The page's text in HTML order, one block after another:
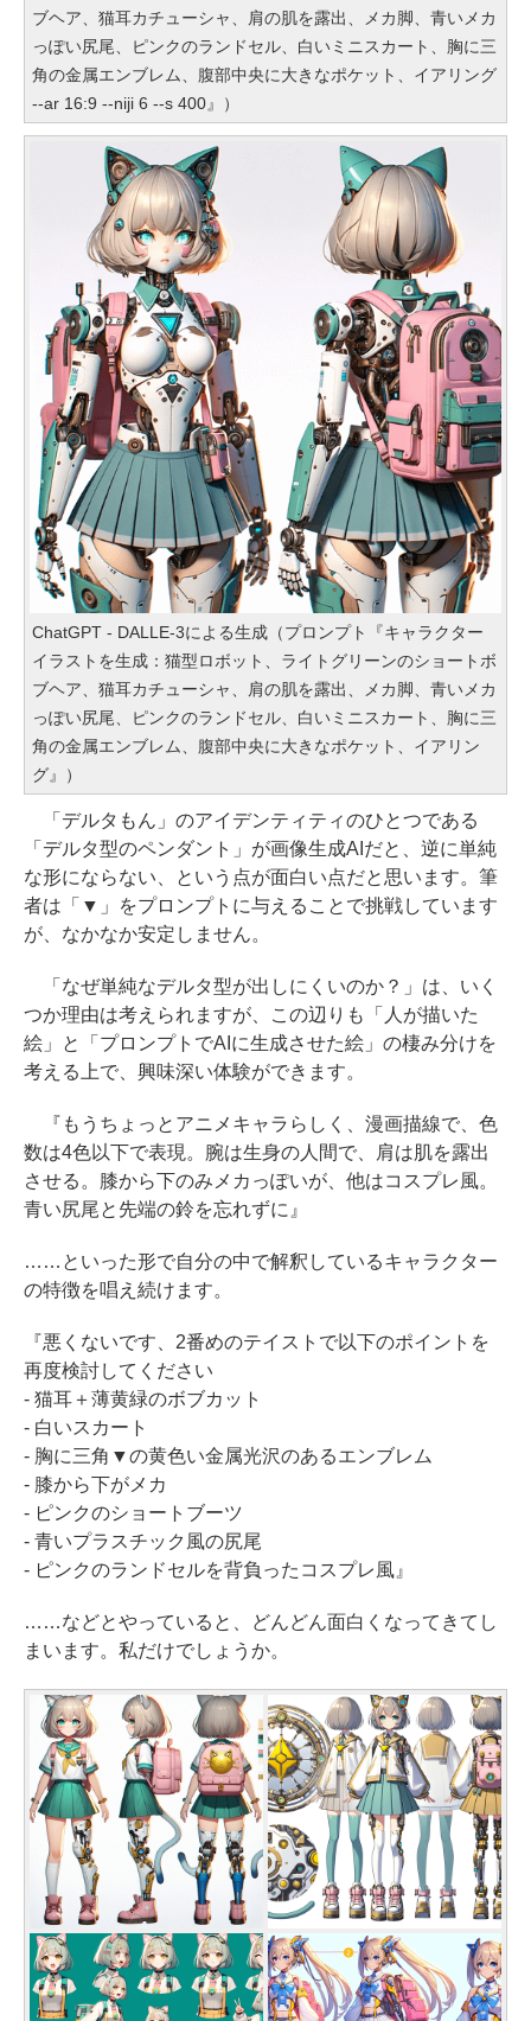
ブヘア、猫耳カチューシャ、肩の肌を露出、メカ脚、青いメカ
っぽい尻尾、ピンクのランドセル、白いミニスカート、胸に三
角の金属エンブレム、腹部中央に大きなポケット、イアリング
--ar 16:9 --niji 6 --s 400』）
ChatGPT - DALLE-3による生成（プロンプト『キャラクター
イラストを生成：猫型ロボット、ライトグリーンのショートボ
ブヘア、猫耳カチューシャ、肩の肌を露出、メカ脚、青いメカ
っぽい尻尾、ピンクのランドセル、白いミニスカート、胸に三
角の金属エンブレム、腹部中央に大きなポケット、イアリン
グ』）
「デルタもん」のアイデンティティのひとつである
「デルタ型のペンダント」が画像生成AIだと、逆に単純
な形にならない、という点が面白い点だと思います。筆
者は「▼」をプロンプトに与えることで挑戦しています
が、なかなか安定しません。
「なぜ単純なデルタ型が出しにくいのか？」は、いく
つか理由は考えられますが、この辺りも「人が描いた
絵」と「プロンプトでAIに生成させた絵」の棲み分けを
考える上で、興味深い体験ができます。
『もうちょっとアニメキャラらしく、漫画描線で、色
数は4色以下で表現。腕は生身の人間で、肩は肌を露出
させる。膝から下のみメカっぽいが、他はコスプレ風。
青い尻尾と先端の鈴を忘れずに』
……といった形で自分の中で解釈しているキャラクター
の特徴を唱え続けます。
『悪くないです、2番めのテイストで以下のポイントを
再度検討してください
- 猫耳＋薄黄緑のボブカット
- 白いスカート
- 胸に三角▼の黄色い金属光沢のあるエンブレム
- 膝から下がメカ
- ピンクのショートブーツ
- 青いプラスチック風の尻尾
- ピンクのランドセルを背負ったコスプレ風』
……などとやっていると、どんどん面白くなってきてし
まいます。私だけでしょうか。